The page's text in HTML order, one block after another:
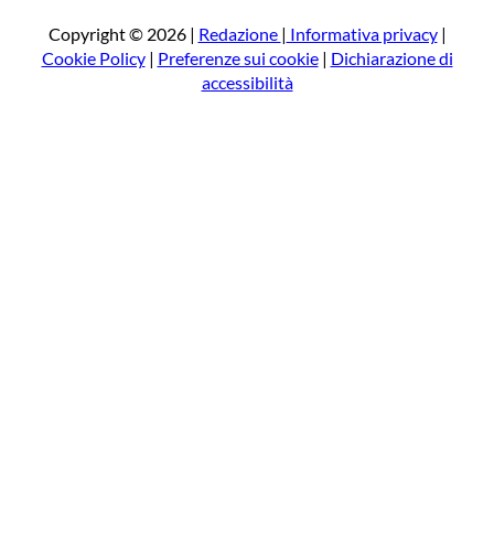
a
Copyright © 2026 | Redazione | Informativa privacy|
Cookie Policy| Preferenze sui cookie| Dichiarazione di
accessibilità